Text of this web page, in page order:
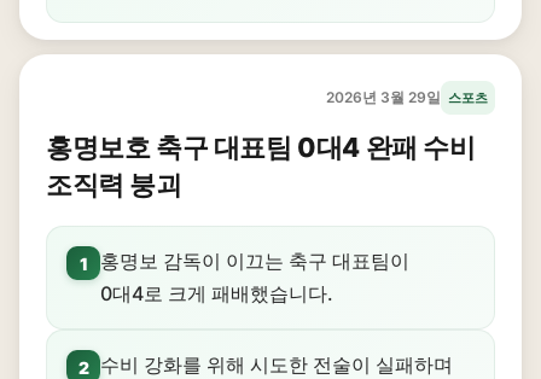
2026년 3월 29일 스포츠
홍명보호 축구 대표팀 0대4 완패 수비
조직력 붕괴
1
홍명보 감독이 이끄는 축구 대표팀이
0대4로 크게 패배했습니다.
2
수비 강화를 위해 시도한 전술이 실패하며